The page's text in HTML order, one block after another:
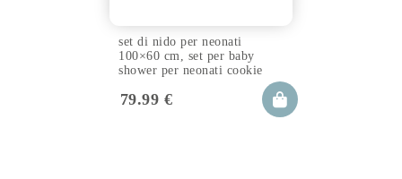
set di nido per neonati
100×60 cm, set per baby
shower per neonati cookie
79.99 €